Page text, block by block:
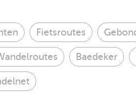
Fietsroutes
Baedeker